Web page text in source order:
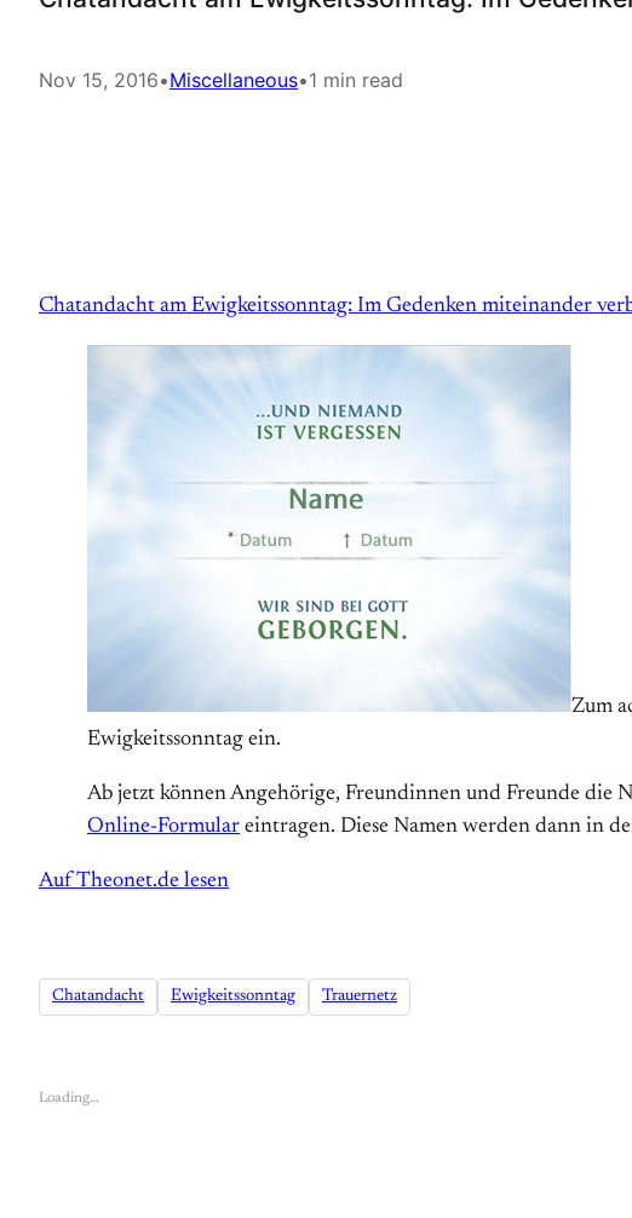
Nov 15, 2016•Miscellaneous•1 min read
Chatandacht am Ewigkeitssonntag: Im Gedenken miteinander
Zum
Ewigkeitssonntag ein.
Ab jetzt können Angehörige, Freundinnen und Freunde die
Online-Formular eintragen. Diese Namen werden dann in
Auf Theonet.de lesen
Chatandacht Ewigkeitssonntag Trauernetz
Loading…